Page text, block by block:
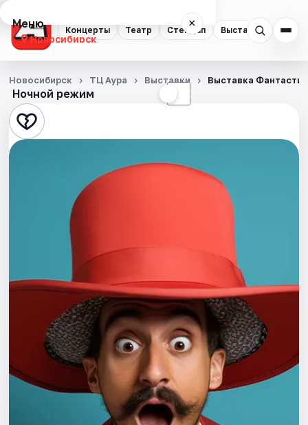
Концерты Театр Стендап Выставки
Меню ×
Новосибирск
Концерты
Театр
Стендап
Экскурсии
Города
Площадки
Ночной режим ☾
Новосибирск ТЦ Аура Выставки Выставка